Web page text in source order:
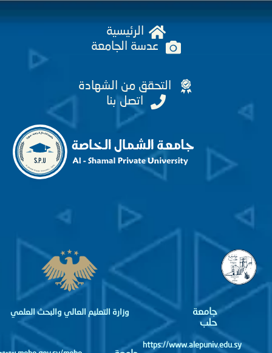
الرئيسية
عدسة الجامعة
التحقق من الشهادة
اتصل بنا
جامعة
https://www.alepuniv.edu.sy
وزارة التعليم العالي والبحث العلمي